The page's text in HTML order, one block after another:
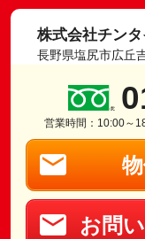
株式会社チン
長野県塩尻市広丘
営業時間：10:00～
お問